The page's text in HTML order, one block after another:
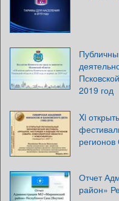
2019 год
Xi
Отчет
район»